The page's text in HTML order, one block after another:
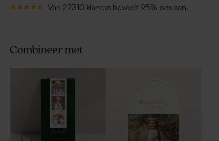
Van 27310 klanten beveelt 95% ons aan.
Combineer met